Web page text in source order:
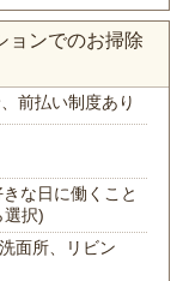
ョンでのお掃除
前払い制度あり
な日に働くこと
選択)
面所、リビン